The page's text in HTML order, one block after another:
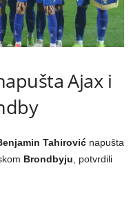
Ajax i
Tahirović napušta
Brondbyju , potvrdili